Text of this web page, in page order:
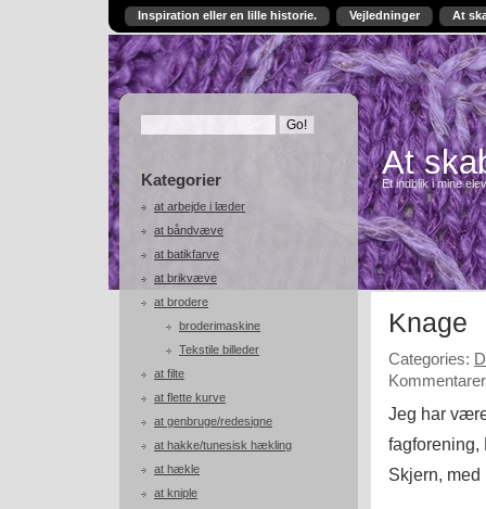
Inspiration eller en lille historie. Vejledninger At
Kategorier
at arbejde i læder
at båndvæve
at batikfarve
at brikvæve
at brodere
broderimaskine
Tekstile billeder
at filte
at flette kurve
at genbruge/redesigne
at hakke/tunesisk hækling
at hækle
at kniple
At
Et indblik i mine
Knage
Categories:
Jeg har
fagforening,
Skjern,